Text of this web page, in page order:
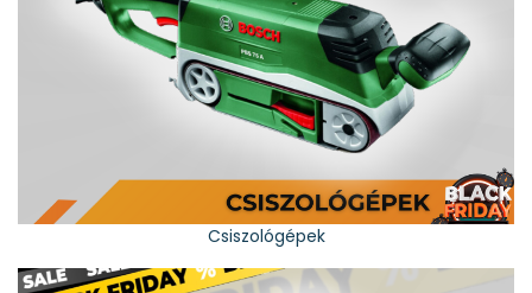
Csiszológépek